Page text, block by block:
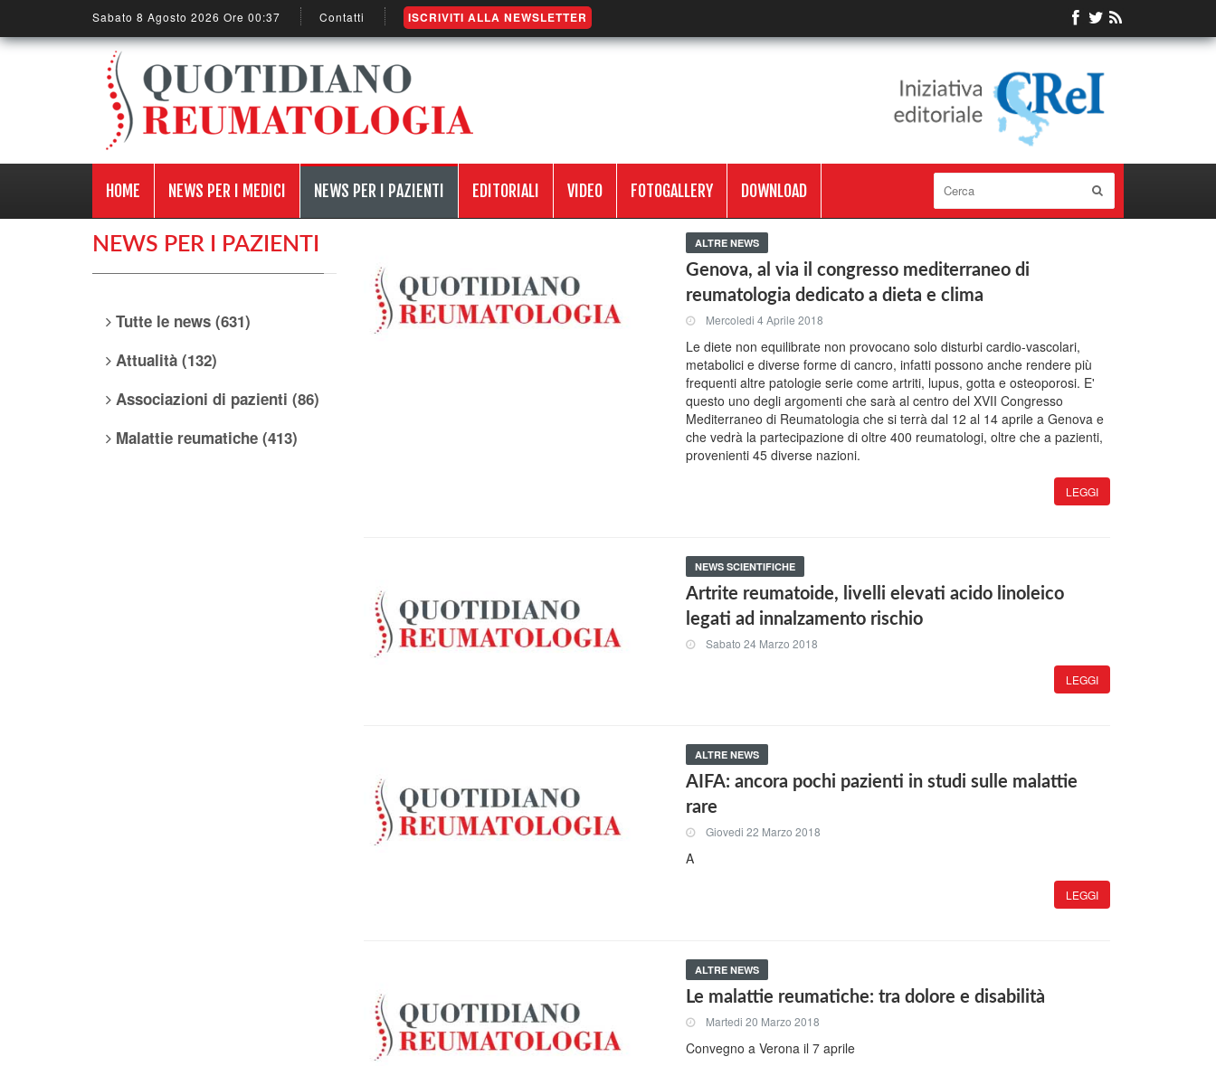
Sabato 8 Agosto 2026 Ore 00:37 Contatti ISCRIVITI ALLA NEWSLETTER
HOME NEWS PER I MEDICI NEWS PER I PAZIENTI EDITORIALI VIDEO FOTOGALLERY DOWNLOAD
NEWS PER I PAZIENTI
Tutte le news (631)
Attualità (132)
Associazioni di pazienti (86)
Malattie reumatiche (413)
ALTRE NEWS
Genova, al via il congresso mediterraneo di
reumatologia dedicato a dieta e clima
Mercoledi 4 Aprile 2018
Le diete non equilibrate non provocano solo disturbi cardio-vascolari,
metabolici e diverse forme di cancro, infatti possono anche rendere più
frequenti altre patologie serie come artriti, lupus, gotta e osteoporosi. E'
questo uno degli argomenti che sarà al centro del XVII Congresso
Mediterraneo di Reumatologia che si terrà dal 12 al 14 aprile a Genova e
che vedrà la partecipazione di oltre 400 reumatologi, oltre che a pazienti,
provenienti 45 diverse nazioni.
LEGGI
NEWS SCIENTIFICHE
Artrite reumatoide, livelli elevati acido linoleico
legati ad innalzamento rischio
Sabato 24 Marzo 2018
LEGGI
ALTRE NEWS
AIFA: ancora pochi pazienti in studi sulle malattie
rare
Giovedi 22 Marzo 2018
A
LEGGI
ALTRE NEWS
Le malattie reumatiche: tra dolore e disabilità
Martedi 20 Marzo 2018
Convegno a Verona il 7 aprile